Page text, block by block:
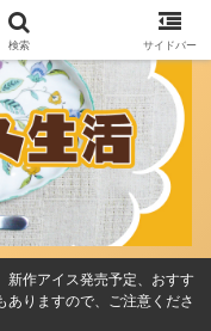
新作アイス発売予定、おすす
ありますので、ご注意くださ
検索 サイドバー